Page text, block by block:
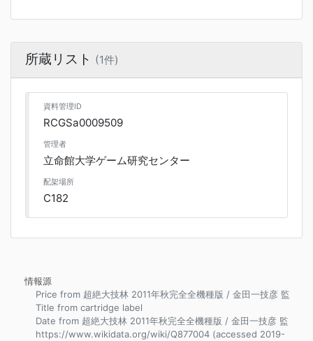
所蔵リスト (1件)
資料管理ID
RCGSa0009509
管理者
立命館大学ゲーム研究センター
配架場所
C182
情報源
Price from 超絶大技林 2011年秋完全全機種版 / 金田一技彦 監
Title from cartridge label
Date from 超絶大技林 2011年秋完全全機種版 / 金田一技彦 監
https://www.wikidata.org/wiki/Q877004 (accessed 2019-